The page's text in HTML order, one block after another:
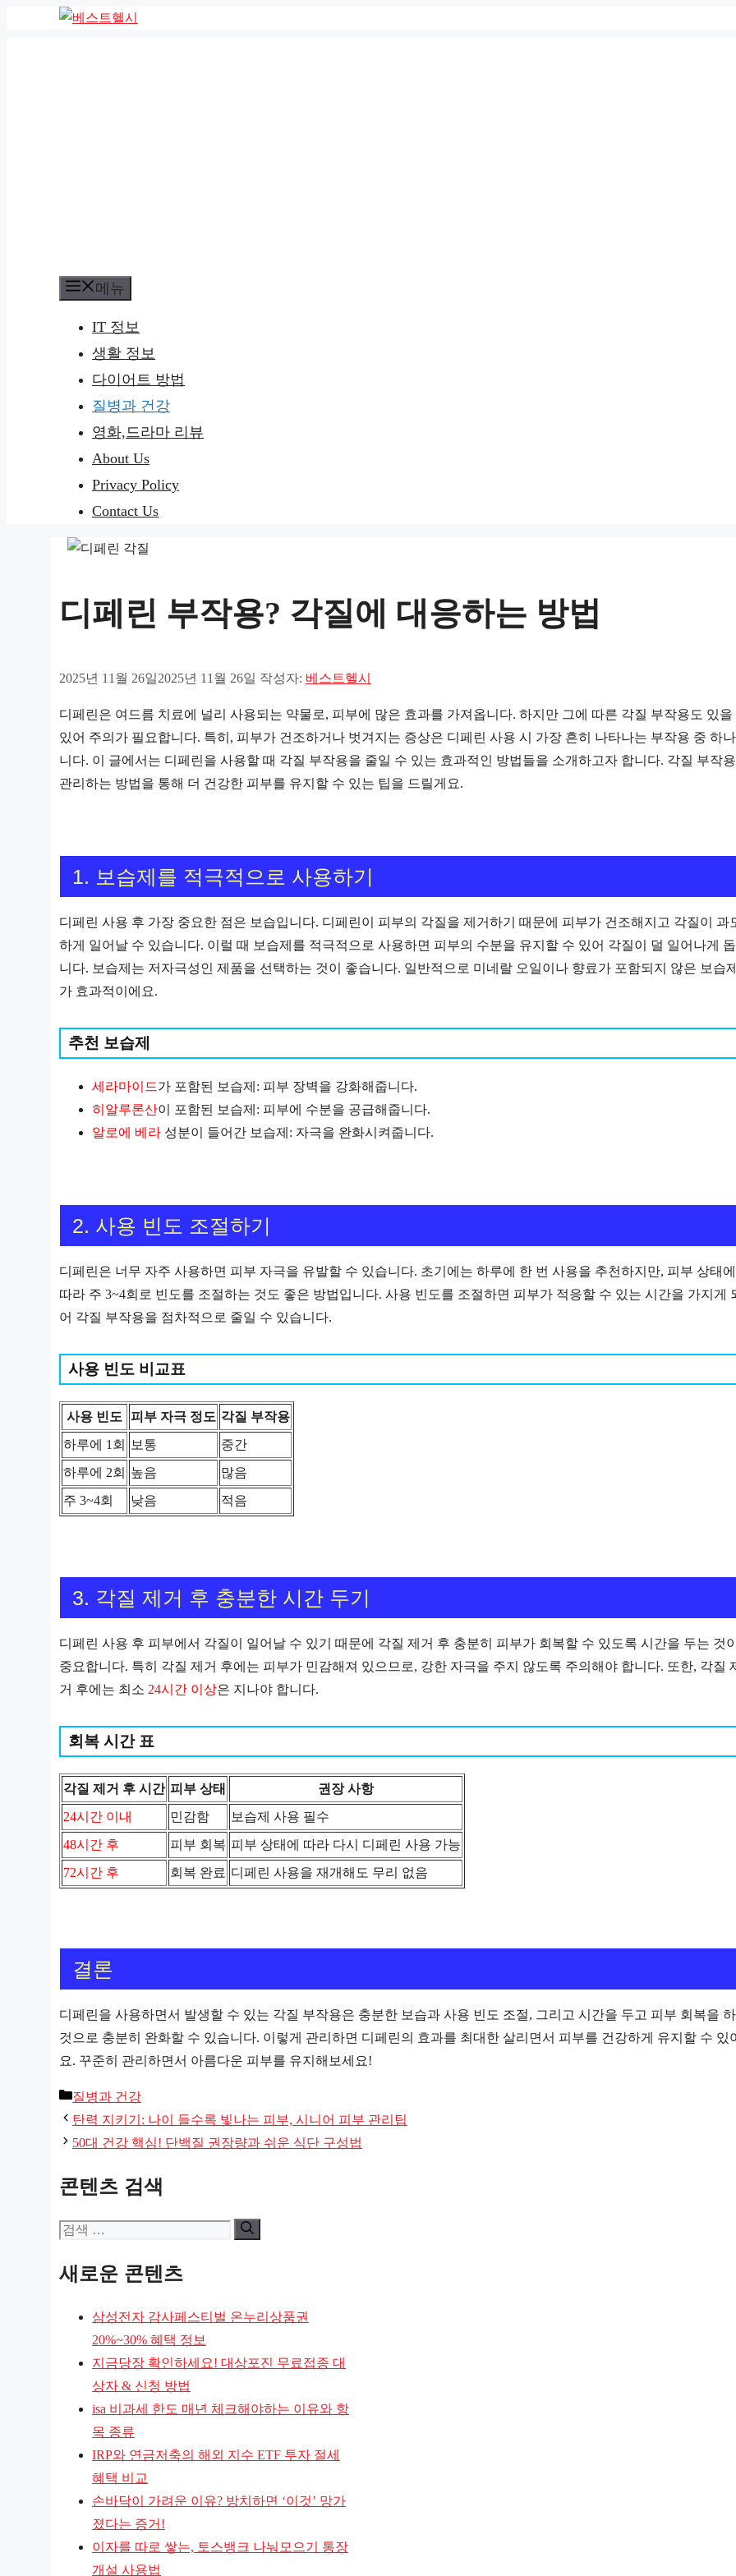
메뉴
IT 정보
생활 정보
다이어트 방법
질병과 건강
영화,드라마 리뷰
About Us
Privacy Policy
Contact Us
디페린 부작용? 각질에 대응하는 방법
2025년 11월 26일2025년 11월 26일 작성자: 베스트헬시
디페린은 여드름 치료에 널리 사용되는 약물로, 피부에 많은 효과를 가져옵니다. 하지만 그에 따른 각질 부작용도 있을
있어 주의가 필요합니다. 특히, 피부가 건조하거나 벗겨지는 증상은 디페린 사용 시 가장 흔히 나타나는 부작용 중 하
니다. 이 글에서는 디페린을 사용할 때 각질 부작용을 줄일 수 있는 효과적인 방법들을 소개하고자 합니다. 각질 부작
관리하는 방법을 통해 더 건강한 피부를 유지할 수 있는 팁을 드릴게요.
1. 보습제를 적극적으로 사용하기
디페린 사용 후 가장 중요한 점은 보습입니다. 디페린이 피부의 각질을 제거하기 때문에 피부가 건조해지고 각질이 과
하게 일어날 수 있습니다. 이럴 때 보습제를 적극적으로 사용하면 피부의 수분을 유지할 수 있어 각질이 덜 일어나게
니다. 보습제는 저자극성인 제품을 선택하는 것이 좋습니다. 일반적으로 미네랄 오일이나 향료가 포함되지 않은 보습
가 효과적이에요.
추천 보습제
세라마이드가 포함된 보습제: 피부 장벽을 강화해줍니다.
히알루론산이 포함된 보습제: 피부에 수분을 공급해줍니다.
알로에 베라 성분이 들어간 보습제: 자극을 완화시켜줍니다.
2. 사용 빈도 조절하기
디페린은 너무 자주 사용하면 피부 자극을 유발할 수 있습니다. 초기에는 하루에 한 번 사용을 추천하지만, 피부 상태에
따라 주 3~4회로 빈도를 조절하는 것도 좋은 방법입니다. 사용 빈도를 조절하면 피부가 적응할 수 있는 시간을 가지게
어 각질 부작용을 점차적으로 줄일 수 있습니다.
사용 빈도 비교표
사용 빈도 피부 자극 정도 각질 부작용
하루에 1회
보통
중간
하루에 2회
높음
많음
주 3~4회
낮음 적음
3. 각질 제거 후 충분한 시간 두기
디페린 사용 후 피부에서 각질이 일어날 수 있기 때문에 각질 제거 후 충분히 피부가 회복할 수 있도록 시간을 두는 것
중요합니다. 특히 각질 제거 후에는 피부가 민감해져 있으므로, 강한 자극을 주지 않도록 주의해야 합니다. 또한, 각질
거 후에는 최소 24시간 이상은 지나야 합니다.
회복 시간 표
각질 제거 후 시간 피부 상태
권장 사항
24시간 이내
민감함
보습제 사용 필수
48시간 후
피부 회복 피부 상태에 따라 다시 디페린 사용 가능
72시간 후
회복 완료 디페린 사용을 재개해도 무리 없음
결론
디페린을 사용하면서 발생할 수 있는 각질 부작용은 충분한 보습과 사용 빈도 조절, 그리고 시간을 두고 피부 회복을
것으로 충분히 완화할 수 있습니다. 이렇게 관리하면 디페린의 효과를 최대한 살리면서 피부를 건강하게 유지할 수 있
요. 꾸준히 관리하면서 아름다운 피부를 유지해보세요!
카
테
고
질병과 건강
탄력 지키기: 나이 들수록 빛나는 피부, 시니어 피부 관리팁
50대 건강 핵심! 단백질 권장량과 쉬운 식단 구성법
콘텐츠 검색
검
새로운 콘텐츠
삼성전자 감사페스티벌 온누리상품권
20%~30% 혜택 정보
지금당장 확인하세요! 대상포진 무료접종 대
상자 & 신청 방법
isa 비과세 한도 매년 체크해야하는 이유와 항
목 종류
IRP와 연금저축의 해외 지수 ETF 투자 절세
혜택 비교
손바닥이 가려운 이유? 방치하면 ‘이것’ 망가
졌다는 증거!
이자를 따로 쌓는, 토스뱅크 나눠모으기 통장
개설 사용법